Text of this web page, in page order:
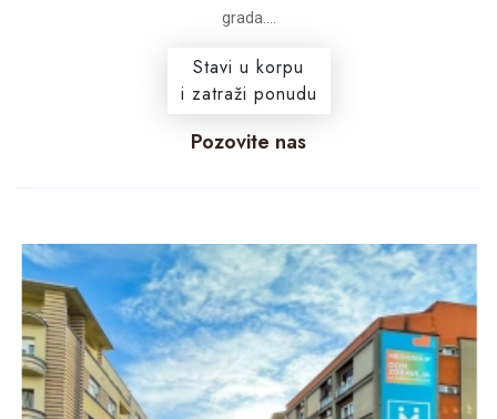
grada....
Stavi u korpu
i zatraži ponudu
Pozovite nas